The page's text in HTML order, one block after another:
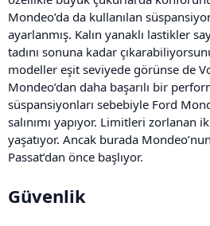
Mondeo’da da kullanılan
ayarlanmış. Kalın yanaklı lastikler
tadını sonuna kadar
modeller eşit seviyede görünse de
Mondeo’dan daha başarılı bir
süspansiyonları sebebiyle Ford
salınımı yapıyor. Limitleri zorlanan
yaşatıyor. Ancak burada
Passat’dan önce başlıyor.
Güvenlik